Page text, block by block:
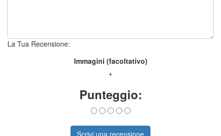
La Tua Recensione:
Immagini (facoltativo)
+
Punteggio: